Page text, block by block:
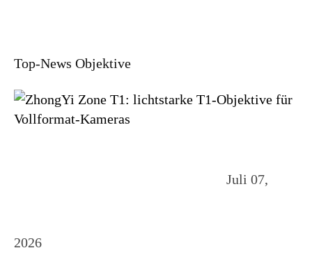
Top-News Objektive
Juli 07,
2026